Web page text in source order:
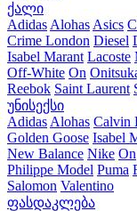
ქალი
Adidas Alohas Asics
Crime London Diesel
Isabel Marant Lacoste
Off-White On
Reebok Saint Laurent
უნისექსი
Adidas Alohas Calvin
Golden Goose Isabel
New Balance Nike On
Philippe Model Puma
Salomon Valentino
ფასდაკლება